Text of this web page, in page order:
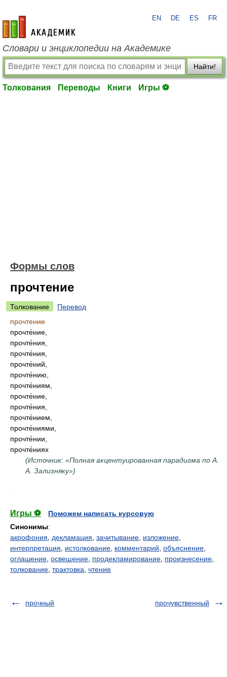
academic.ru
EN DE ES FR
Словари и энциклопедии на Академике
Найти!
Толкования Переводы Книги Игры ⚽
Формы слов
прочтение
Толкование
Перевод
прочтение
прочте́ние,
прочте́ния,
прочте́ния,
прочте́ний,
прочте́нию,
прочте́ниям,
прочте́ние,
прочте́ния,
прочте́нием,
прочте́ниями,
прочте́нии,
прочте́ниях
(Источник: «Полная акцентуированная парадигма по А.
А. Зализняку»)
Игры ⚽
Поможем написать курсовую
Синонимы:
акрофония
декламация зачитывание изложение
интерпретация
истолкование комментарий объяснение
оглашение освещение продекламирование произнесение
толкование трактовка чтение
прочный прочувственный